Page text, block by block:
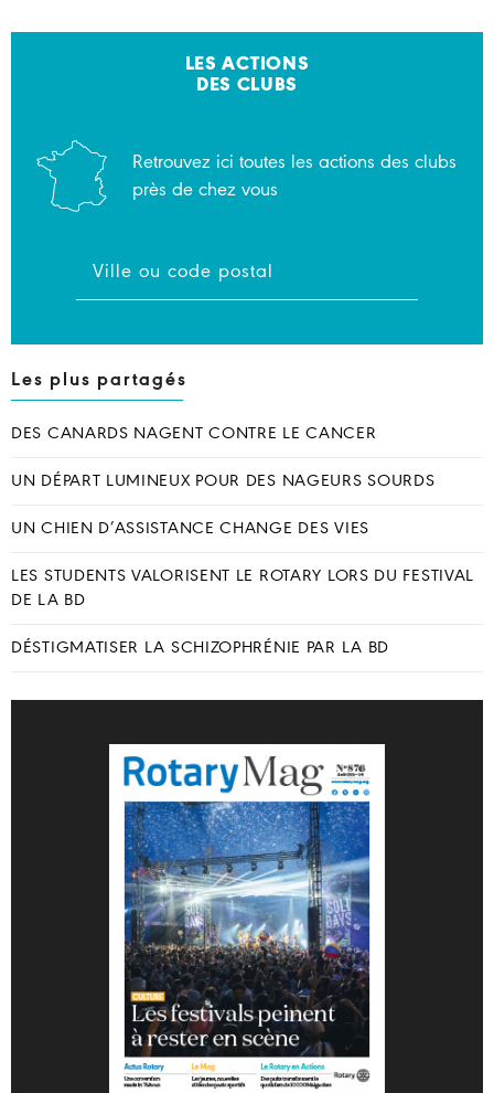
LES ACTIONS
DES CLUBS
Retrouvez ici toutes les actions des clubs
près de chez vous
Les plus partagés
DES CANARDS NAGENT CONTRE LE CANCER
UN DÉPART LUMINEUX POUR DES NAGEURS SOURDS
UN CHIEN D’ASSISTANCE CHANGE DES VIES
LES STUDENTS VALORISENT LE ROTARY LORS DU FESTIVAL
DE LA BD
DÉSTIGMATISER LA SCHIZOPHRÉNIE PAR LA BD